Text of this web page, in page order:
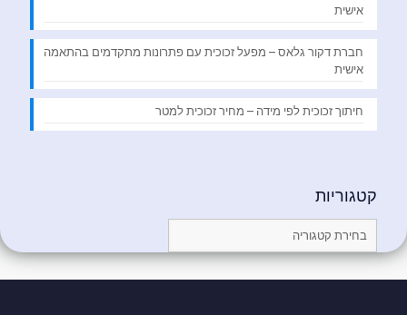
אישית
חברת דקור גלאס – מפעל זכוכית עם פתרונות מתקדמים בהתאמה
אישית
חיתוך זכוכית לפי מידה – מחיר זכוכית למטר
קטגוריות